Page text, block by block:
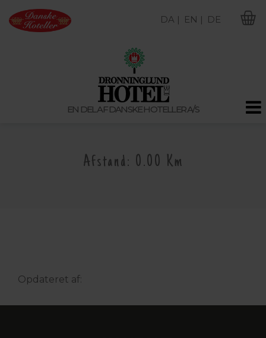
EN DEL AF DANSKE HOTELLER A/S
DA | EN | DE
Afstand: 0.00 Km
Opdateret af: